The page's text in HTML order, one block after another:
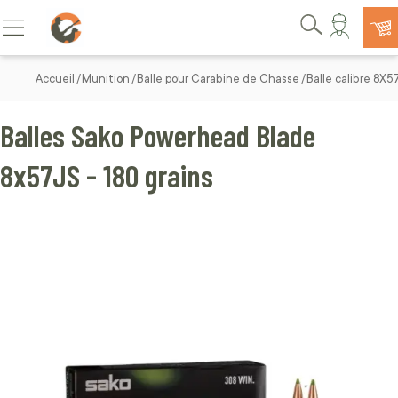
Allez au contenu
Basculer la navigation
Rechercher
Accueil Munition Balle pour Carabine de Chasse Balle calibre
Balles Sako Powerhead Blade
8x57JS - 180 grains